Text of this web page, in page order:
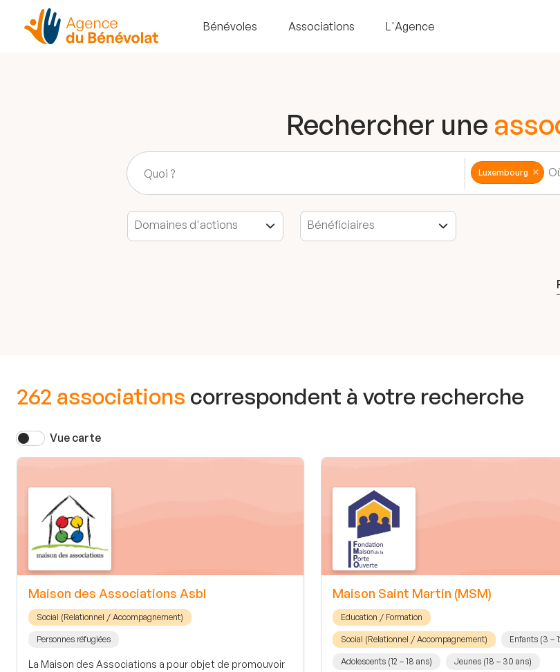
Bénévoles Associations L'Agence
Rechercher une
Luxembourg
262 associations correspondent à votre recherche
Vue carte
Maison des Associations Asbl
Social (Relationnel / Accompagnement)
Personnes réfugiées
La Maison des Associations a pour objet de promouvoir
Maison Saint Martin (MSM)
Education / Formation
Social (Relationnel / Accompagnement) Enfants (3 –
Adolescents (12 – 18 ans) Jeunes (18 – 30 ans)